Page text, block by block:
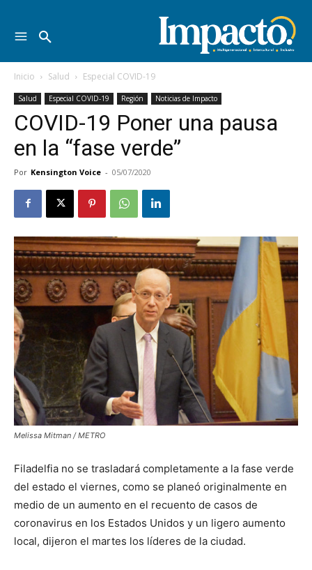
Inicio Salud Especial COVID-19
Salud Especial COVID-19 Región Noticias de Impacto
COVID-19 Poner una pausa
en la “fase verde”
Por Kensington Voice - 05/07/2020
Melissa Mitman / METRO
Filadelfia no se trasladará completamente a la fase verde
del estado el viernes, como se planeó originalmente en
medio de un aumento en el recuento de casos de
coronavirus en los Estados Unidos y un ligero aumento
local, dijeron el martes los líderes de la ciudad.